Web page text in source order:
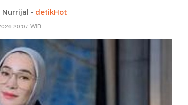
Nurrijal - detikHot
20:07 WIB